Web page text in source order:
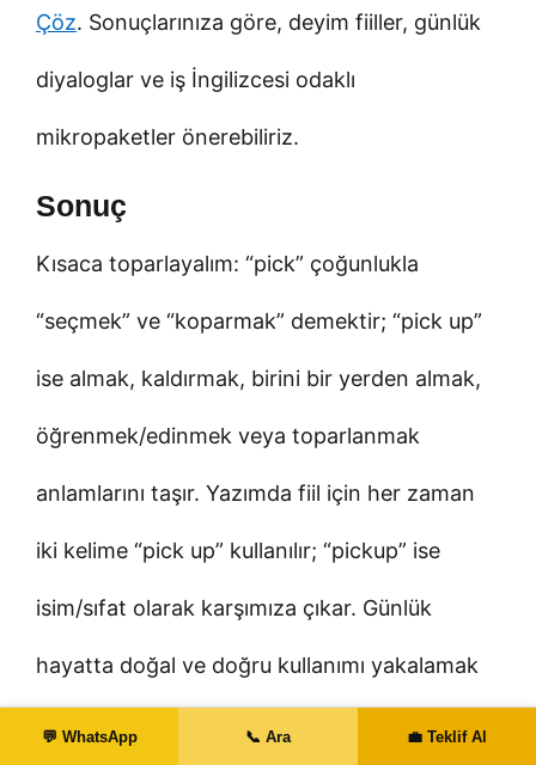
Çöz. Sonuçlarınıza göre, deyim fiiller, günlük
diyaloglar ve iş İngilizcesi odaklı
mikropaketler önerebiliriz.
Sonuç
Kısaca toparlayalım: “pick” çoğunlukla
“seçmek” ve “koparmak” demektir; “pick up”
ise almak, kaldırmak, birini bir yerden almak,
öğrenmek/edinmek veya toparlanmak
anlamlarını taşır. Yazımda fiil için her zaman
iki kelime “pick up” kullanılır; “pickup” ise
isim/sıfat olarak karşımıza çıkar. Günlük
hayatta doğal ve doğru kullanımı yakalamak
💬 WhatsApp 📞 Ara 💼 Teklif Al